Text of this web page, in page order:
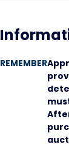
REMEMBER